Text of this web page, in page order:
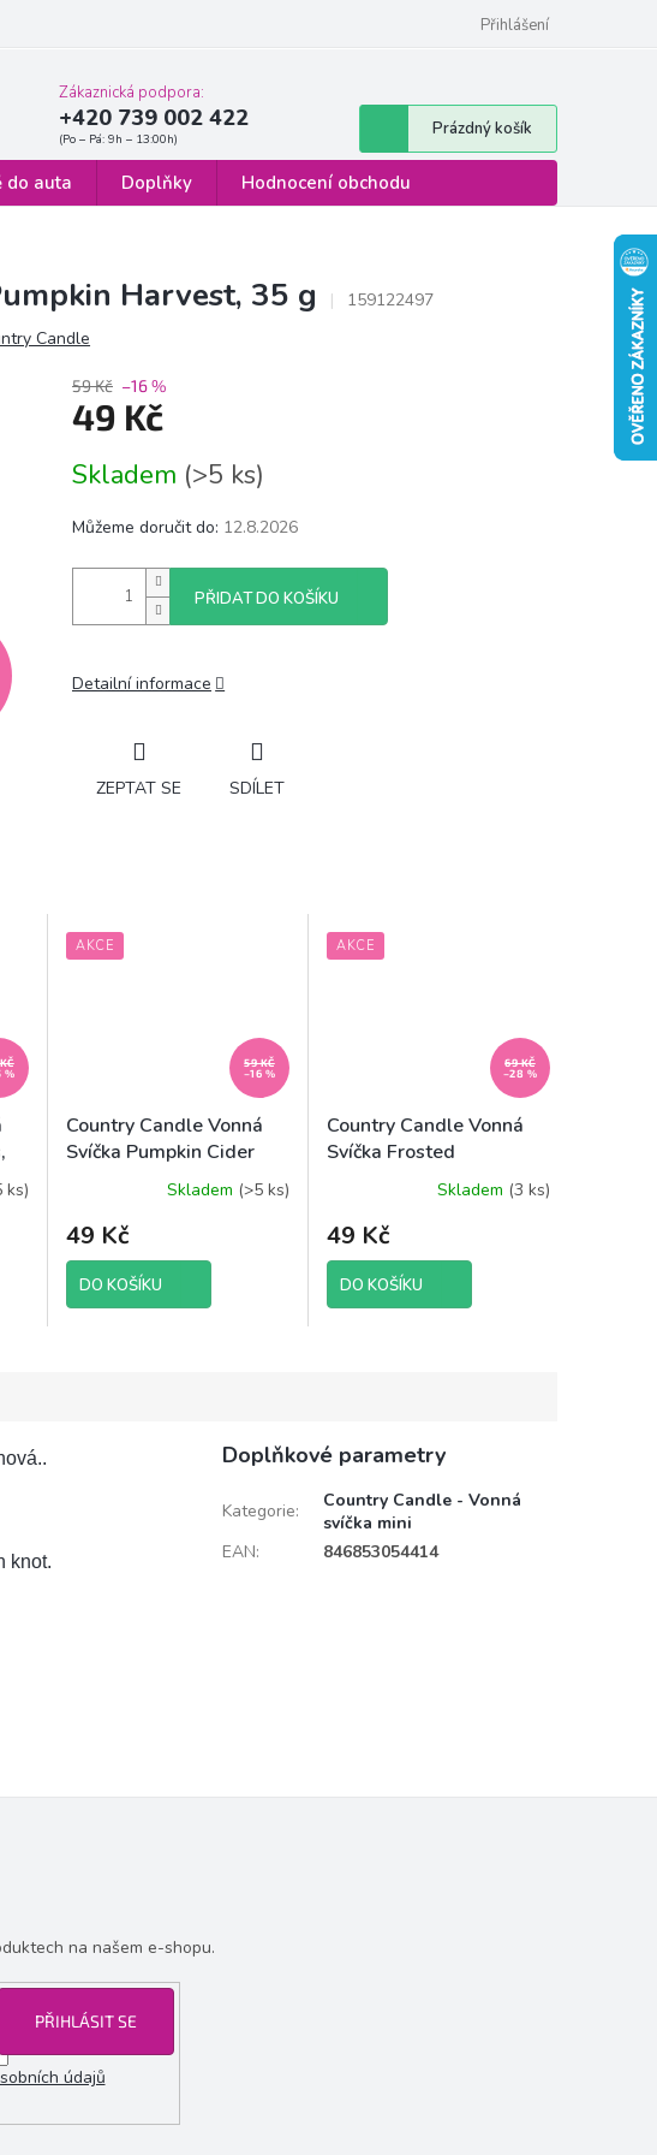
Formulář pro odstoupení od smlouvy
Přihlášení
Zákaznická podpora:
+420 739 002 422
Nákupní
košík
Prázdný košík
do auta Doplňky Hodnocení obchodu
Harvest, 35 g 159122497
Candle
59 Kč –16 %
49 Kč
cena:
Skladem (>5 ks)
Můžeme doručit do: 12.8.2026
PŘIDAT DO KOŠÍKU
Detailní informace
ZEPTAT SE SDÍLET
%
ks)
AKCE
59 KČ
–16 %
Country Candle Vonná
Svíčka Pumpkin Cider
Donut, 35 gSkladem (>5 ks)
49 Kč
DO KOŠÍKU
AKCE
69 KČ
–28 %
Country Candle Vonná
Svíčka Frosted
Cranberries, 35 g
Skladem (3 ks)
49 Kč
DO KOŠÍKU
knot.
Doplňkové parametry
Kategorie:
Country Candle - Vonná
svíčka mini
EAN: 846853054414
na našem e-shopu.
údajů
PŘIHLÁSIT SE